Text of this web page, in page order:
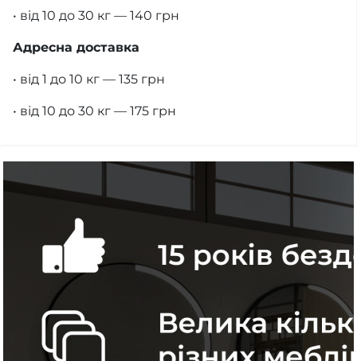
• від 10 до 30 кг — 140 грн
Адресна доставка
• від 1 до 10 кг — 135 грн
• від 10 до 30 кг — 175 грн